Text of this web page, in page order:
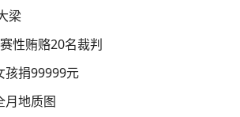
梁
性贿赂20名裁判
孩捐99999元
月地质图